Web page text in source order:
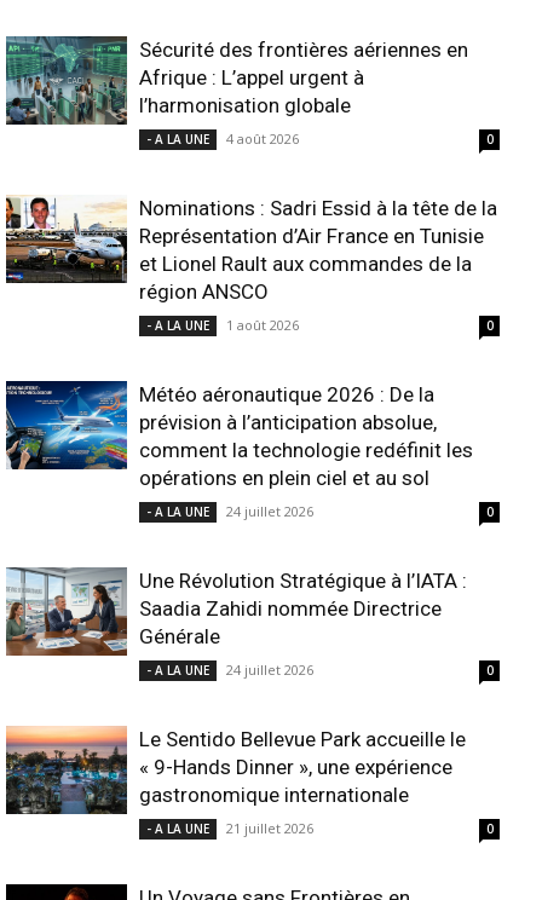
Sécurité des frontières aériennes en
Afrique : L’appel urgent à
l’harmonisation globale
- A LA UNE 4 août 2026 0
Nominations : Sadri Essid à la tête de la
Représentation d’Air France en Tunisie
et Lionel Rault aux commandes de la
région ANSCO
- A LA UNE 1 août 2026 0
Météo aéronautique 2026 : De la
prévision à l’anticipation absolue,
comment la technologie redéfinit les
opérations en plein ciel et au sol
- A LA UNE 24 juillet 2026 0
Une Révolution Stratégique à l’IATA :
Saadia Zahidi nommée Directrice
Générale
- A LA UNE 24 juillet 2026 0
Le Sentido Bellevue Park accueille le
« 9-Hands Dinner », une expérience
gastronomique internationale
- A LA UNE 21 juillet 2026 0